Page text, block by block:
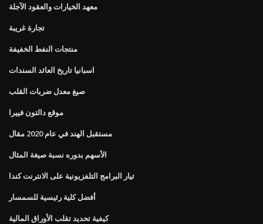
معهد الخيارات والعقود الآجلة
تجارة غريبة
منتجات النفط الخفيفة
اسبانيا تاريخ العائد السندات
صيغ معدل ضربات القلب
موقع دالتون فييرا
مستقبل الهند في عام 2020 مقال
الأسهم بدوره نسبة صيغة المثال
تيار البرامج التلفزيونية على الانترنت كندا
أفضل كلية رئيسية للسمسار
كيفية تحديد تقلب الأوراق المالية